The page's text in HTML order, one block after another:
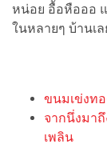
หน่อย อื้อหือออ
ในหลายๆ บ้านเ
ขนมเข่งท
จากนึ่งมา
เพลิน